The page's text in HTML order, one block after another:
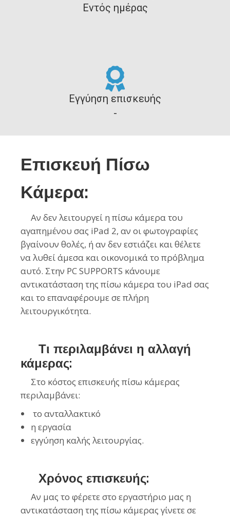
Εντός ημέρας
Εγγύηση επισκευής
-
Επισκευή Πίσω
Κάμερα:
Αν δεν λειτουργεί η πίσω κάμερα του
αγαπημένου σας iPad 2, αν οι φωτογραφίες
βγαίνουν θολές, ή αν δεν εστιάζει και θέλετε
να λυθεί άμεσα και οικονομικά το πρόβλημα
αυτό. Στην PC SUPPORTS κάνουμε
αντικατάσταση της πίσω κάμερα του iPad σας
και το επαναφέρουμε σε πλήρη
λειτουργικότητα.
Τι περιλαμβάνει η αλλαγή
κάμερας:
Στο κόστος επισκευής πίσω κάμερας
περιλαμβάνει:
το ανταλλακτικό
η εργασία
εγγύηση καλής λειτουργίας.
Χρόνος επισκευής:
Αν μας το φέρετε στο εργαστήριο μας η
αντικατάσταση της πίσω κάμερας γίνετε σε